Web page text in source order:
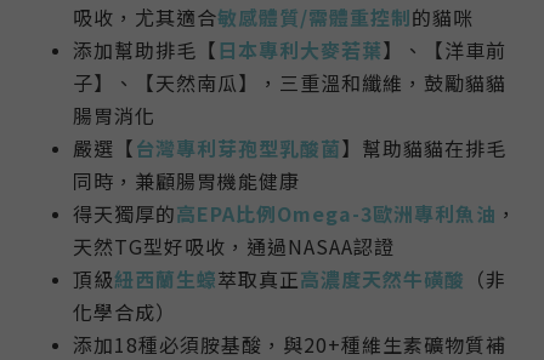
吸收，尤其適合敏感體質/需體重控制的貓咪
添加幫助排毛【 日本專利大麥若葉】、【洋車前
子】、【天然南瓜】，三重溫和纖維，鼓勵貓貓
腸胃消化
嚴選【台灣專利芽孢型乳酸菌】幫助貓貓在排毛
同時，兼顧腸胃機能健康
得天獨厚的高EPA比例Omega-3歐洲專利魚油 ，
天然TG型好吸收，通過NASAA認證
頂級紐西蘭生蠔萃取真正高濃度天然牛磺酸 （非
化學合成）
添加18種必須胺基酸，與20+種維生素礦物質補